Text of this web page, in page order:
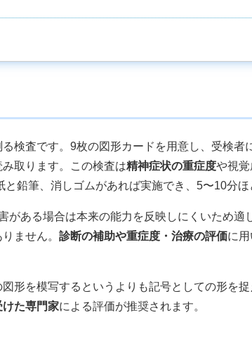
検査です。9枚の図形カードを用意し、受検者
取ります。この検査は精神症状の重症度や視覚
鉛筆、消しゴムがあれば実施でき、5〜10分ほ
ある場合は本来の能力を反映しにくいため適
ません。 診断の補助や重症度・治療の評価に
形を模写するというよりも記号としての形を
けた専門家による評価が推奨されます。